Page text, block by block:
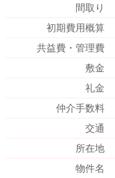
間取り
初期費用概算
共益費・管理費
敷金
礼金
仲介手数料
交通
所在地
物件名